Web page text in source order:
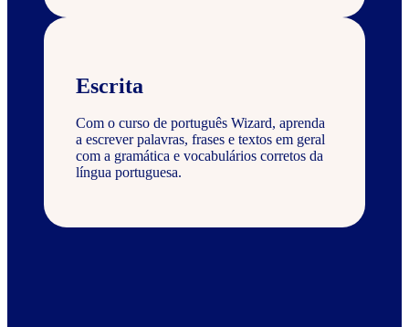
Escrita
Com o curso de português Wizard, aprenda
a escrever palavras, frases e textos em geral
com a gramática e vocabulários corretos da
língua portuguesa.